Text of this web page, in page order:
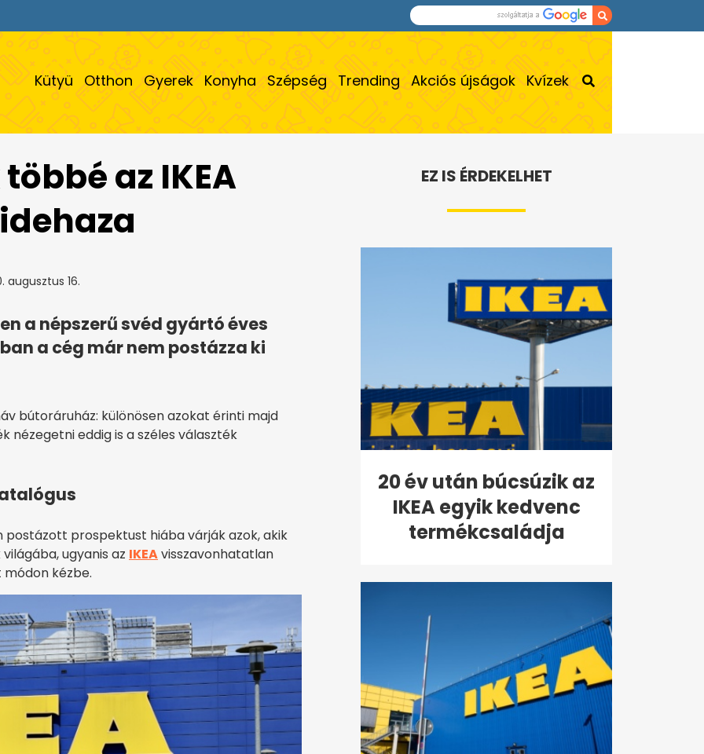
Kütyü Otthon Gyerek Konyha Szépség Trending Akciós újságok Kvízek
az IKEA
augusztus 16.
a népszerű svéd gyártó éves
a cég már nem postázza ki
bútoráruház: különösen azokat érinti majd
nézegetni eddig is a széles választék
prospektust hiába várják azok, akik
ugyanis az IKEAvisszavonhatatlan
kézbe.
EZ IS ÉRDEKELHET
20 év után búcsúzik az
IKEA egyik kedvenc
termékcsaládja